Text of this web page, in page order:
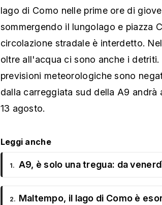
lago di Como nelle prime ore di
sommergendo il lungolago e piazza
circolazione stradale è interdetto.
oltre all'acqua ci sono anche i
previsioni meteorologiche sono
dalla carreggiata sud della A9 andrà
13 agosto.
Leggi anche
1. A9, è solo una tregua: da
2. Maltempo, il lago di Como è